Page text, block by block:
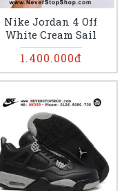
Nike Jordan 4 Off
White Cream Sail
1.400.000đ